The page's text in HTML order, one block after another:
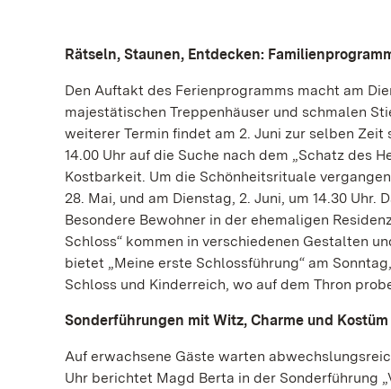
Rätseln, Staunen, Entdecken:
Den Auftakt des Ferienprogramms macht am
majestätischen Treppenhäuser und schmalen
weiterer Termin findet am 2. Juni zur selben
14.00 Uhr auf die Suche nach dem „Schatz des
Kostbarkeit. Um die Schönheitsrituale
28. Mai, und am Dienstag, 2. Juni, um 14.30
Besondere Bewohner in der ehemaligen
Schloss“ kommen in verschiedenen Gestalten
bietet „Meine erste Schlossführung“ am
Schloss und Kinderreich, wo auf dem Thron
Sonderführungen mit Witz, Charme und Kostüm
Auf erwachsene Gäste warten
Uhr berichtet Magd Berta in der Sonderführung